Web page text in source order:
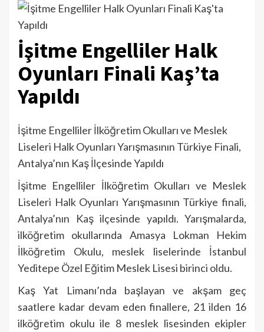
İşitme Engelliler Halk
Oyunları Finali Kaş’ta
Yapıldı
İşitme Engelliler İlköğretim Okulları ve Meslek
Liseleri Halk Oyunları Yarışmasının Türkiye Finali,
Antalya’nın Kaş İlçesinde Yapıldı
İşitme Engelliler İlköğretim Okulları ve Meslek
Liseleri Halk Oyunları Yarışmasının Türkiye finali,
Antalya’nın Kaş ilçesinde yapıldı. Yarışmalarda,
ilköğretim okullarında Amasya Lokman Hekim
İlköğretim Okulu, meslek liselerinde İstanbul
Yeditepe Özel Eğitim Meslek Lisesi birinci oldu.
Kaş Yat Limanı’nda başlayan ve akşam geç
saatlere kadar devam eden finallere, 21 ilden 16
ilköğretim okulu ile 8 meslek lisesinden ekipler